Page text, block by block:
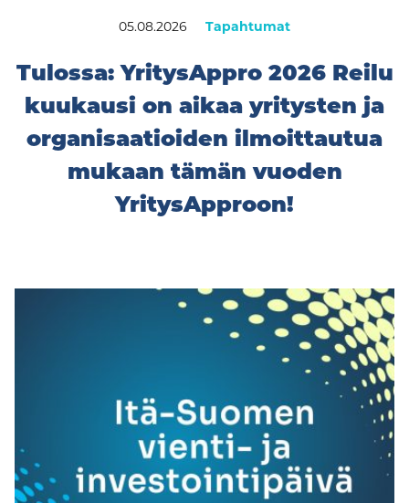
05.08.2026 Tapahtumat
Tulossa: YritysAppro 2026 Reilu
kuukausi on aikaa yritysten ja
organisaatioiden ilmoittautua
mukaan tämän vuoden
YritysApproon!